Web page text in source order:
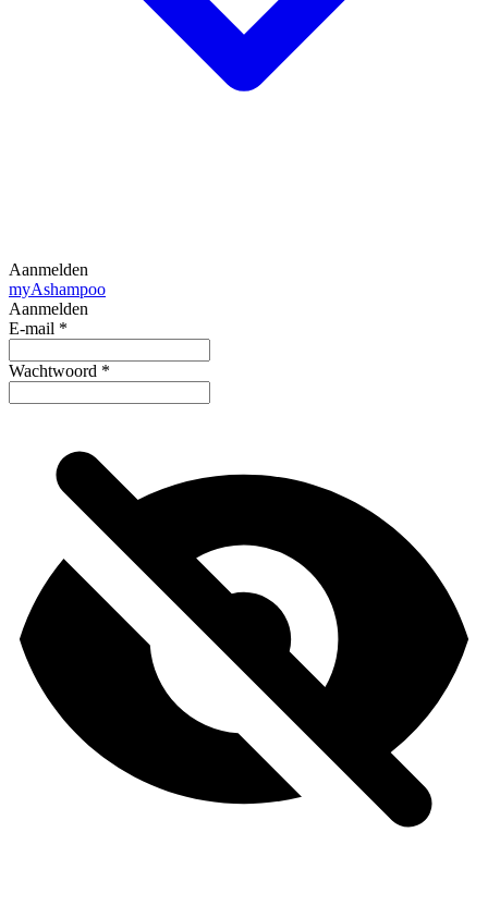
Aanmelden
myAshampoo
Aanmelden
E-mail *
Wachtwoord *